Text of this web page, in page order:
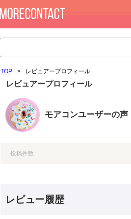
TOP > レビュアープロフィール
レビュアープロフィール
モアコンユーザーの声
投稿件数
レビュー履歴